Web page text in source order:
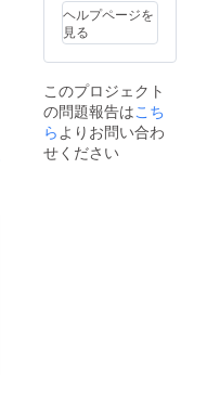
ヘルプページを
見る
このプロジェクト
の問題報告はこち
ら よりお問い合わ
せください